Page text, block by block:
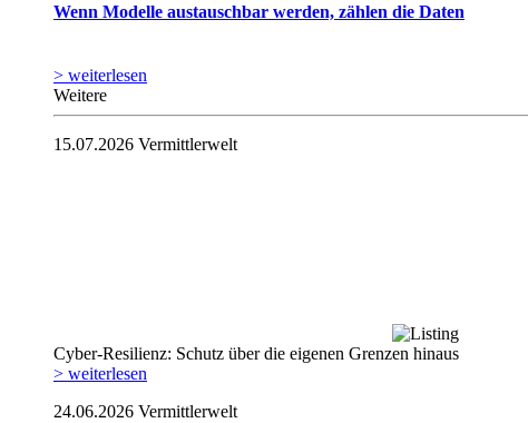
Wenn Modelle austauschbar werden, zählen die Daten
> weiterlesen
Weitere
15.07.2026 Vermittlerwelt
Cyber-Resilienz: Schutz über die eigenen Grenzen hinaus
> weiterlesen
24.06.2026 Vermittlerwelt